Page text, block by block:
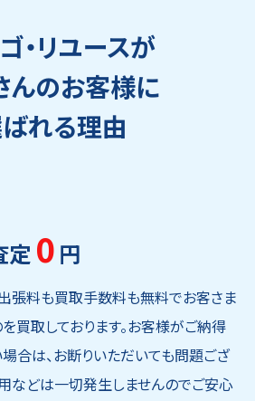
・リユースが
んのお客様に
れる理由
定 0 円
張料も買取手数料も無料でお客さま
買取しております。お客様がご納得
合は、お断りいただいても問題ござ
などは一切発生しませんのでご安心